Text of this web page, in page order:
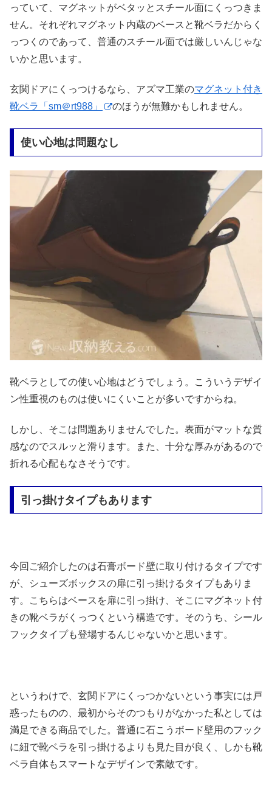
っていて、マグネットがベタッとスチール面にくっつきま
せん。それぞれマグネット内蔵のベースと靴ベラだからく
っつくのであって、普通のスチール面では厳しいんじゃな
いかと思います。
玄関ドアにくっつけるなら、アズマ工業のマグネット付き
靴ベラ「sm＠rt988」
のほうが無難かもしれません。
使い心地は問題なし
靴ベラとしての使い心地はどうでしょう。こういうデザイ
ン性重視のものは使いにくいことが多いですからね。
しかし、そこは問題ありませんでした。表面がマットな質
感なのでスルッと滑ります。また、十分な厚みがあるので
折れる心配もなさそうです。
引っ掛けタイプもあります
今回ご紹介したのは石膏ボード壁に取り付けるタイプです
が、シューズボックスの扉に引っ掛けるタイプもありま
す。こちらはベースを扉に引っ掛け、そこにマグネット付
きの靴ベラがくっつくという構造です。そのうち、シール
フックタイプも登場するんじゃないかと思います。
というわけで、玄関ドアにくっつかないという事実には戸
惑ったものの、最初からそのつもりがなかった私としては
満足できる商品でした。普通に石こうボード壁用のフック
に紐で靴ベラを引っ掛けるよりも見た目が良く、しかも靴
ベラ自体もスマートなデザインで素敵です。